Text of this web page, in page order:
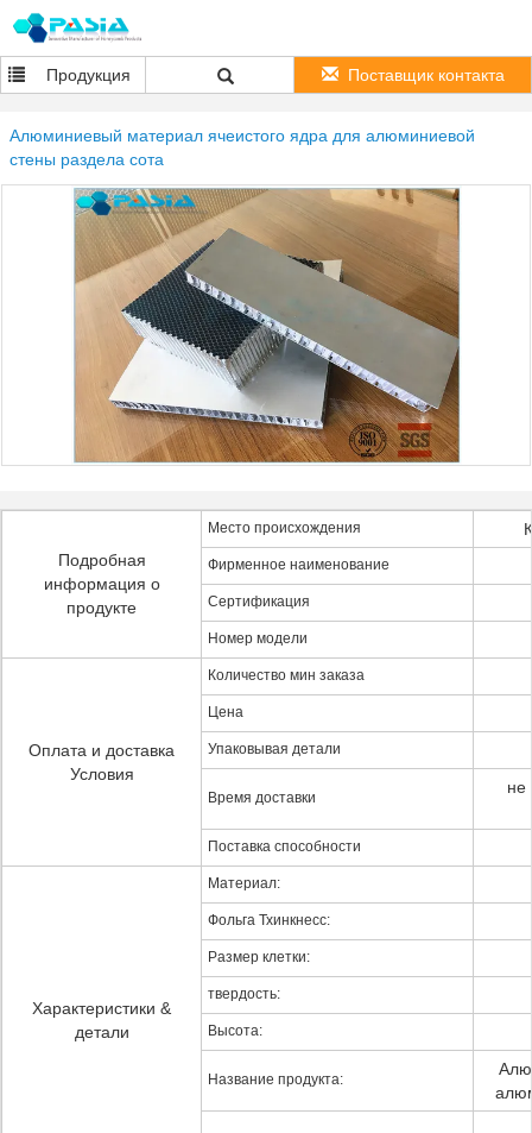
Продукция Поставщик контакта
Алюминиевый материал ячеистого ядра для алюминиевой
стены раздела сота
Подробная
информация о
продукте
Место происхождения
Фирменное наименование
Сертификация
Номер модели
Оплата и доставка
Условия
Количество мин заказа
Цена
Упаковывая детали
Время доставки
не
Поставка способности
Характеристики &
детали
Материал:
Фольга Тхинкнесс:
Размер клетки:
твердость:
Высота:
Название продукта: